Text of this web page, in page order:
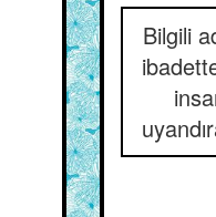
Bilgili